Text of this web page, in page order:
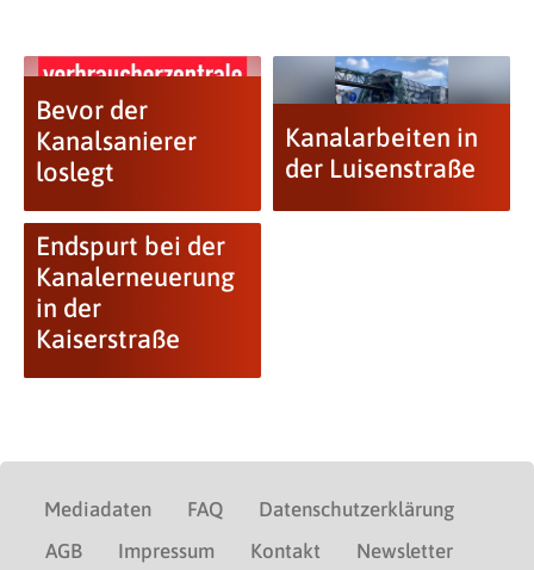
Bevor der
Kanalsanierer
loslegt
Kanalarbeiten in
der Luisenstraße
Endspurt bei der
Kanalerneuerung
in der
Kaiserstraße
Mediadaten FAQ
Datenschutzerklärung
AGB
Impressum Kontakt Newsletter